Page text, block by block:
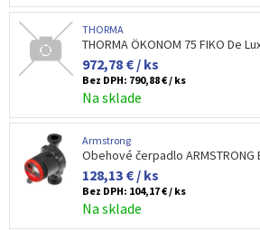
THORMA
THORMA ÖKONOM 75 FIKO De
972,78 € / ks
Bez DPH: 790,88 € / ks
Na sklade
Armstrong
Obehové čerpadlo ARMSTRONG
128,13 € / ks
Bez DPH: 104,17 € / ks
Na sklade